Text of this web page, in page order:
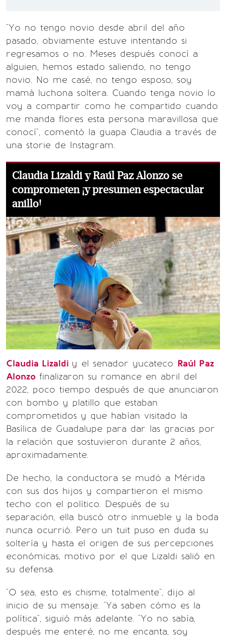
"Yo no tengo novio desde abril del año
pasado, obviamente estuve intentando si
regresamos o no. Meses después conocí a
alguien, hemos estado saliendo, no tengo
novio. No me casé, no tengo esposo, soy
mamá luchona soltera. Cuando tenga novio lo
voy a compartir como he compartido cuando
me manda flores esta persona maravillosa que
conocí", comentó la guapa Claudia a través de
una storie de Instagram.
Claudia Lizaldi y Raúl Paz Alonzo se
comprometen ¡y presumen espectacular
anillo!
Claudia Lizaldi y el senador yucateco Raúl Paz
Alonzo finalizaron su romance en abril del
2022, poco tiempo después de que anunciaron
con bombo y platillo que estaban
comprometidos y que habían visitado la
Basílica de Guadalupe para dar las gracias por
la relación que sostuvieron durante 2 años,
aproximadamente.
De hecho, la conductora se mudó a Mérida
con sus dos hijos y compartieron el mismo
techo con el político. Después de su
separación, ella buscó otro inmueble y la boda
nunca ocurrió. Pero un tuit puso en duda su
soltería y hasta el origen de sus percepciones
económicas, motivo por el que Lizaldi salió en
su defensa.
"O sea, esto es chisme, totalmente", dijo al
inicio de su mensaje. "Ya saben cómo es la
política", siguió más adelante. "Yo no sabía,
después me enteré, no me encanta, soy